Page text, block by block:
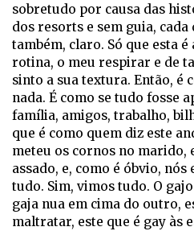
sobretudo por causa das
dos resorts e sem guia,
também, claro. Só que esta
rotina, o meu respirar e de
sinto a sua textura. Então, é
nada. É como se tudo fosse
família, amigos, trabalho,
que é como quem diz este
meteu os cornos no marido,
assado, e, como é óbvio,
tudo. Sim, vimos tudo. O
gaja nua em cima do outro,
maltratar, este que é gay às